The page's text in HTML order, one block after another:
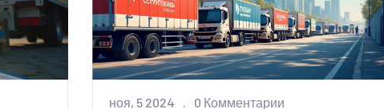
нюансы простыми словами без воды.
ноя, 5 2024 0 Комментарии